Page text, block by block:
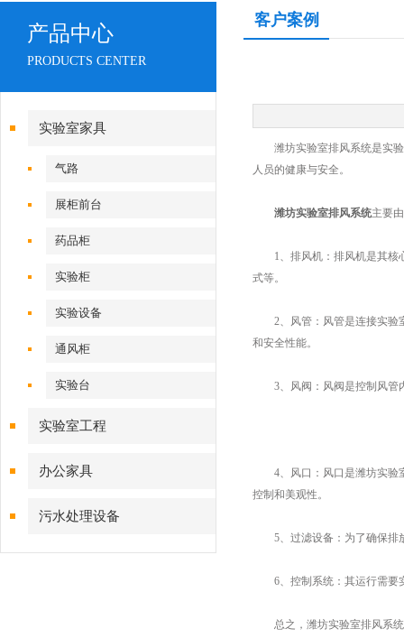
产品中心
PRODUCTS CENTER
实验室家具
气路
展柜前台
药品柜
实验柜
实验设备
通风柜
实验台
实验室工程
办公家具
污水处理设备
客户案例
潍坊实验室排风系统是实验
人员的健康与安全。
潍坊实验室排风系统主要
1、排风机：排风机是其核心
式等。
2、风管：风管是连接实验室
和安全性能。
3、风阀：风阀是控制风管内
4、风口：风口是潍坊实验室
控制和美观性。
5、过滤设备：为了确保排放
6、控制系统：其运行需要实
总之，潍坊实验室排风系统